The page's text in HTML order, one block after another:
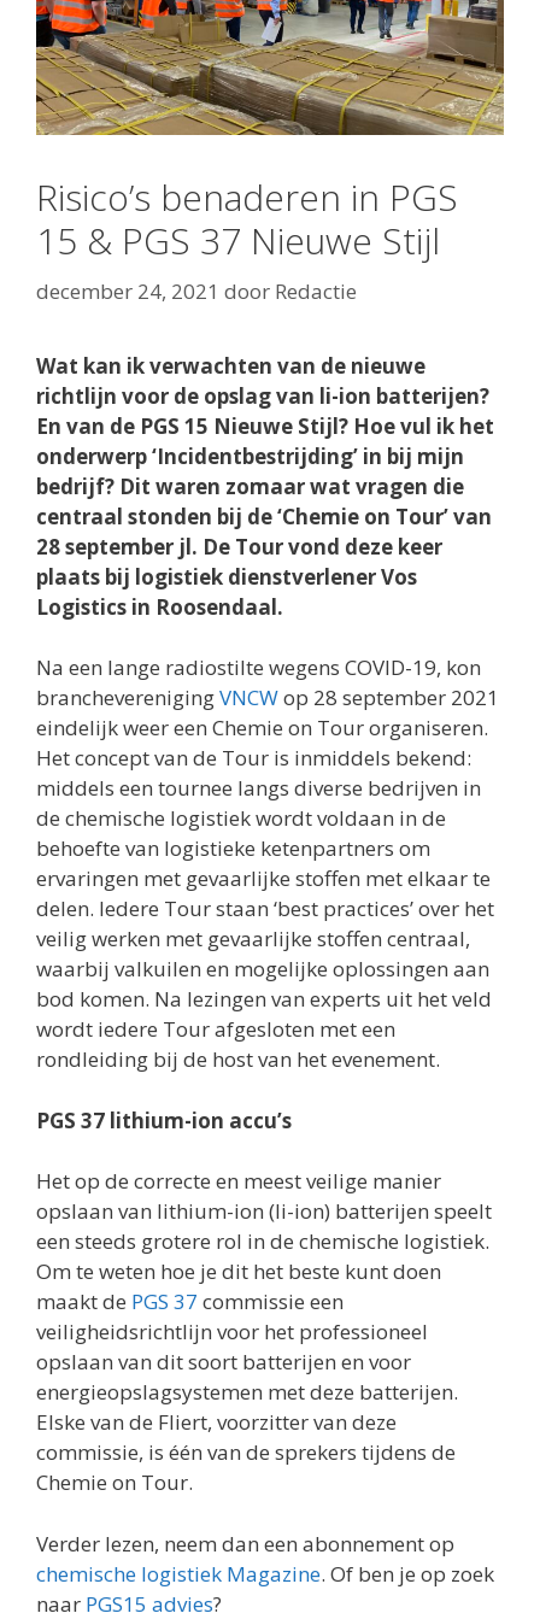
Risico’s benaderen in PGS
15 & PGS 37 Nieuwe Stijl
december 24, 2021 door Redactie
Wat kan ik verwachten van de nieuwe
richtlijn voor de opslag van li-ion batterijen?
En van de PGS 15 Nieuwe Stijl? Hoe vul ik het
onderwerp ‘Incidentbestrijding’ in bij mijn
bedrijf? Dit waren zomaar wat vragen die
centraal stonden bij de ‘Chemie on Tour’ van
28 september jl. De Tour vond deze keer
plaats bij logistiek dienstverlenerVos
Logistics in Roosendaal.
Na een lange radiostilte wegens COVID-19, kon
brancheverenigingVNCWop 28 september 2021
eindelijk weer een Chemie on Tour organiseren.
Het concept van de Tour is inmiddels bekend:
middels een tournee langs diverse bedrijven in
de chemische logistiek wordt voldaan in de
behoefte van logistieke ketenpartners om
ervaringen met gevaarlijke stoffen met elkaar te
delen. Iedere Tour staan ‘best practices’ over het
veilig werken met gevaarlijke stoffen centraal,
waarbij valkuilen en mogelijke oplossingen aan
bod komen. Na lezingen van experts uit het veld
wordt iedere Tour afgesloten met een
rondleiding bij de host van het evenement.
PGS 37 lithium-ion accu’s
Het op de correcte en meest veilige manier
opslaan van lithium-ion (li-ion) batterijen speelt
een steeds grotere rol in de chemische logistiek.
Om te weten hoe je dit het beste kunt doen
maakt de PGS 37 commissie een
veiligheidsrichtlijn voor het professioneel
opslaan van dit soort batterijen en voor
energieopslagsystemen met deze batterijen.
Elske van de Fliert, voorzitter van deze
commissie, is één van de sprekers tijdens de
Chemie on Tour.
Verder lezen, neem dan een abonnement op
chemische logistiek Magazine. Of ben je op zoek
naar PGS15 advies?